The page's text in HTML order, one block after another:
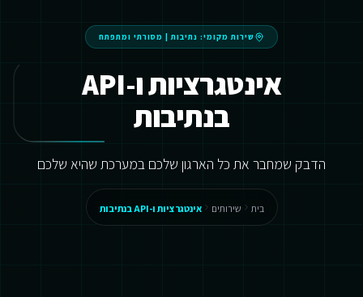
שירות מקומי: נתיבות| מסורתי ומתפתח
אינטגרציות ו-API
בנתיבות
הדבק שמחבר את כל הארגון שלכם במערכת שהיא שלכם
בית שירותים אינטגרציות ו-API בנתיבות